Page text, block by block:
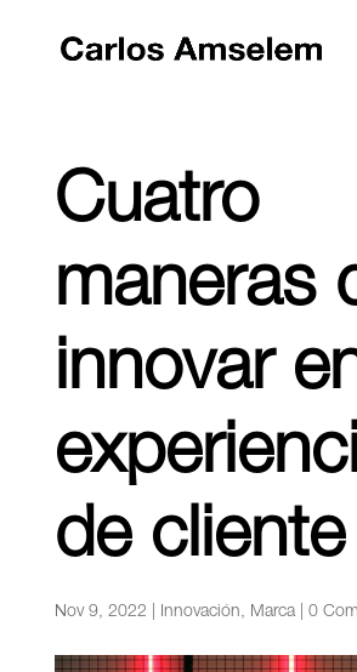
Cuatro
maneras
innovar
de cliente
Nov 9, 2022 Innovación, Marca| 0